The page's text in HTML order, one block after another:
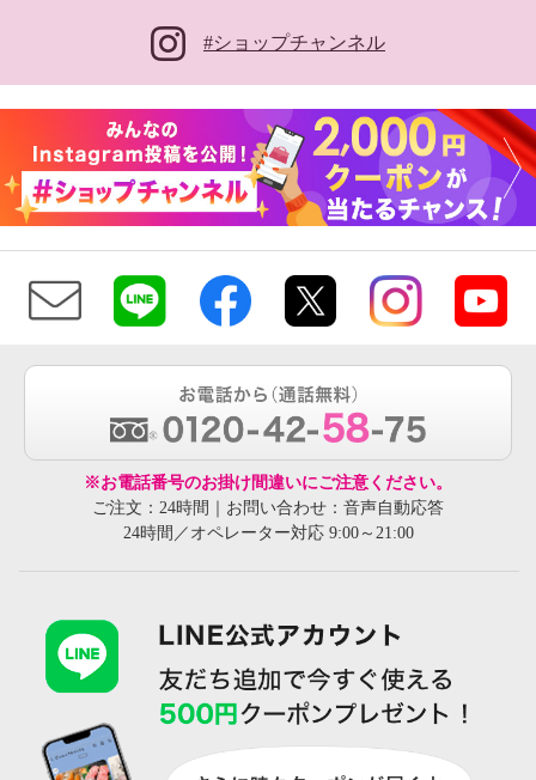
#ショップチャンネル
※お電話番号のお掛け間違いにご注意ください。
ご注文：24時間｜お問い合わせ：音声自動応答
24時間／オペレーター対応 9:00～21:00